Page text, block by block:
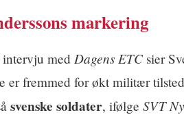
markering
med Dagens ETC sier
er fremmed for økt militær
svenske soldater, ifølge SVT